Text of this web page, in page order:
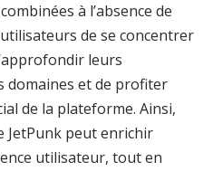
à l’absence de
de se concentrer
leurs
domaines et de profiter
de la plateforme. Ainsi,
JetPunk peut enrichir
utilisateur, tout en